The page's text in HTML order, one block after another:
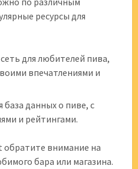
ресурсы для
для любителей пива,
впечатлениями и
данных о пиве, с
и рейтингами.
внимание на
бара или магазина.